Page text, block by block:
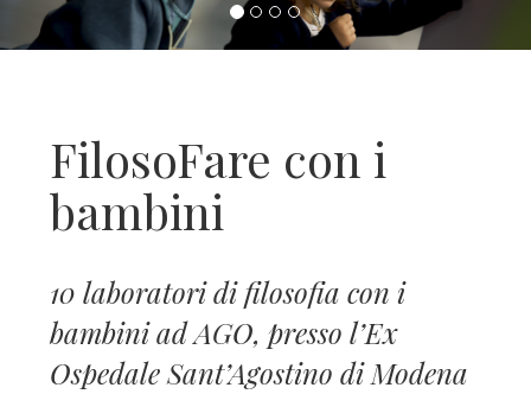
FilosoFare con i
bambini
10 laboratori di filosofia con i
bambini ad AGO, presso l’Ex
Ospedale Sant’Agostino di Modena